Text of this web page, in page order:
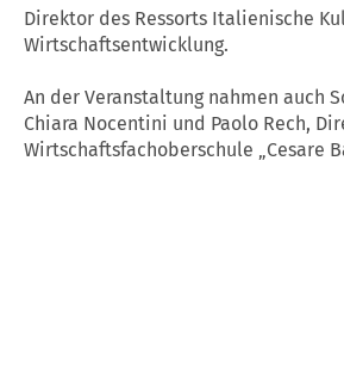
Direktor des Ressorts Italienische
Wirtschaftsentwicklung.
An der Veranstaltung nahmen auch
Chiara Nocentini und Paolo Rech,
Wirtschaftsfachoberschule „Cesare